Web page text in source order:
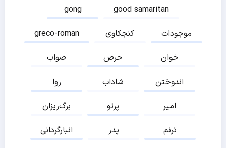
gong
good samaritan
greco-roman
کنجکاوی
موجودات
صواب
حرص
خوان
روا
شاداب
اندوختن
برگ‌ریزان
پرتو
امیر
انبارگردانی
پدر
ترنم